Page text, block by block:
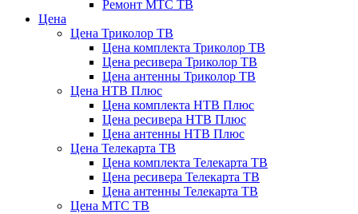
Ремонт МТС ТВ
Цена
Цена Триколор ТВ
Цена комплекта Триколор ТВ
Цена ресивера Триколор ТВ
Цена антенны Триколор ТВ
Цена НТВ Плюс
Цена комплекта НТВ Плюс
Цена ресивера НТВ Плюс
Цена антенны НТВ Плюс
Цена Телекарта ТВ
Цена комплекта Телекарта ТВ
Цена ресивера Телекарта ТВ
Цена антенны Телекарта ТВ
Цена МТС ТВ